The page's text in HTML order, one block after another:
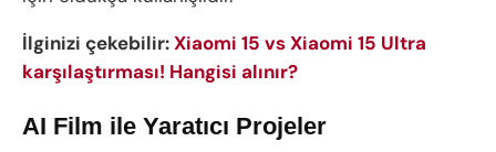
İlginizi çekebilir:Xiaomi 15 vs Xiaomi 15 Ultra
karşılaştırması! Hangisi alınır?
AI Film ile Yaratıcı Projeler